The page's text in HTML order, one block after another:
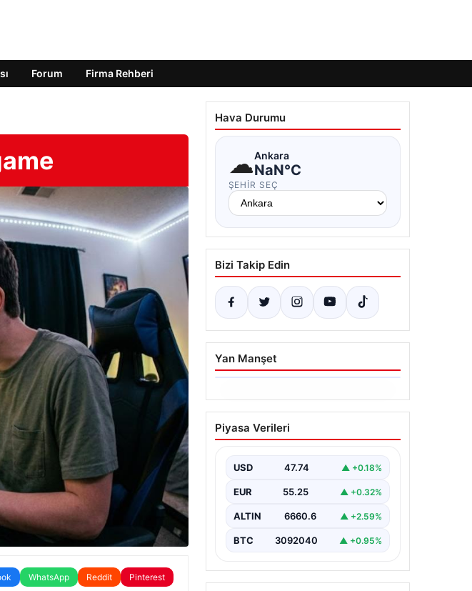
Forum Firma Rehberi
WhatsApp Reddit Pinterest
Hava Durumu
☁Ankara
NaN°C
ŞEHIR SEÇ
Bizi Takip Edin
Yan Manşet
06.08.2026
İstanbul Boğazı’ndan
Dev Bir Vinç Geçti:
Kulelerini Yatırdı
İstanbul Boğazı’nda eşsiz bir
görüntüye sahne olan bu olay,
çalışmalarının…
Piyasa Verileri
USD 47.74 ▲ +0.18%
EUR 55.25 ▲ +0.32%
ALTIN 6660.6 ▲ +2.59%
BTC 3092040 ▲ +0.95%